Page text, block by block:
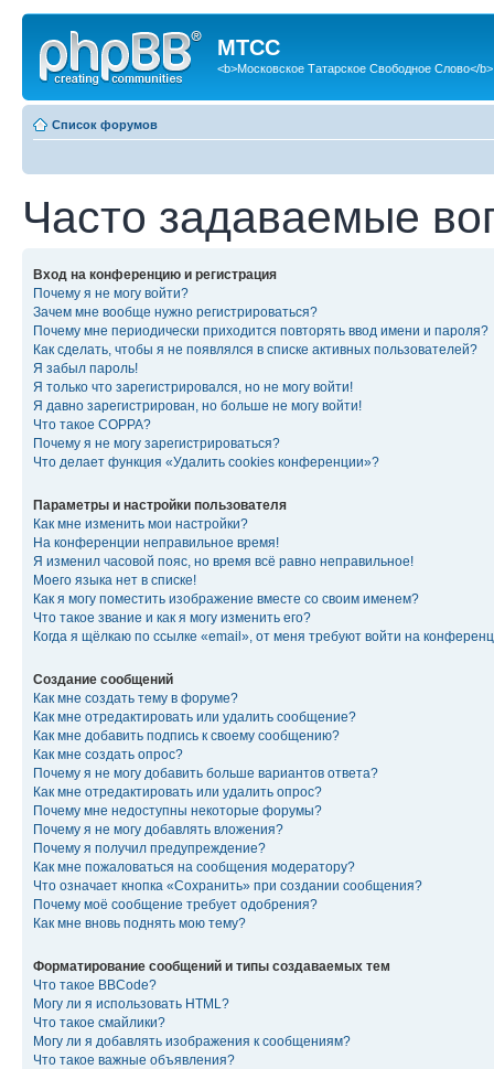
МТСС
<b>Московское Татарское Свободное Слово</b>
Список форумов
Часто задаваемые
Вход на конференцию и регистрация
Почему я не могу войти?
Зачем мне вообще нужно регистрироваться?
Почему мне периодически приходится повторять ввод имени и пароля?
Как сделать, чтобы я не появлялся в списке активных пользователей?
Я забыл пароль!
Я только что зарегистрировался, но не могу войти!
Я давно зарегистрирован, но больше не могу войти!
Что такое COPPA?
Почему я не могу зарегистрироваться?
Что делает функция «Удалить cookies конференции»?
Параметры и настройки пользователя
Как мне изменить мои настройки?
На конференции неправильное время!
Я изменил часовой пояс, но время всё равно неправильное!
Моего языка нет в списке!
Как я могу поместить изображение вместе со своим именем?
Что такое звание и как я могу изменить его?
Когда я щёлкаю по ссылке «email», от меня требуют войти на
Создание сообщений
Как мне создать тему в форуме?
Как мне отредактировать или удалить сообщение?
Как мне добавить подпись к своему сообщению?
Как мне создать опрос?
Почему я не могу добавить больше вариантов ответа?
Как мне отредактировать или удалить опрос?
Почему мне недоступны некоторые форумы?
Почему я не могу добавлять вложения?
Почему я получил предупреждение?
Как мне пожаловаться на сообщения модератору?
Что означает кнопка «Сохранить» при создании сообщения?
Почему моё сообщение требует одобрения?
Как мне вновь поднять мою тему?
Форматирование сообщений и типы создаваемых тем
Что такое BBCode?
Могу ли я использовать HTML?
Что такое смайлики?
Могу ли я добавлять изображения к сообщениям?
Что такое важные объявления?